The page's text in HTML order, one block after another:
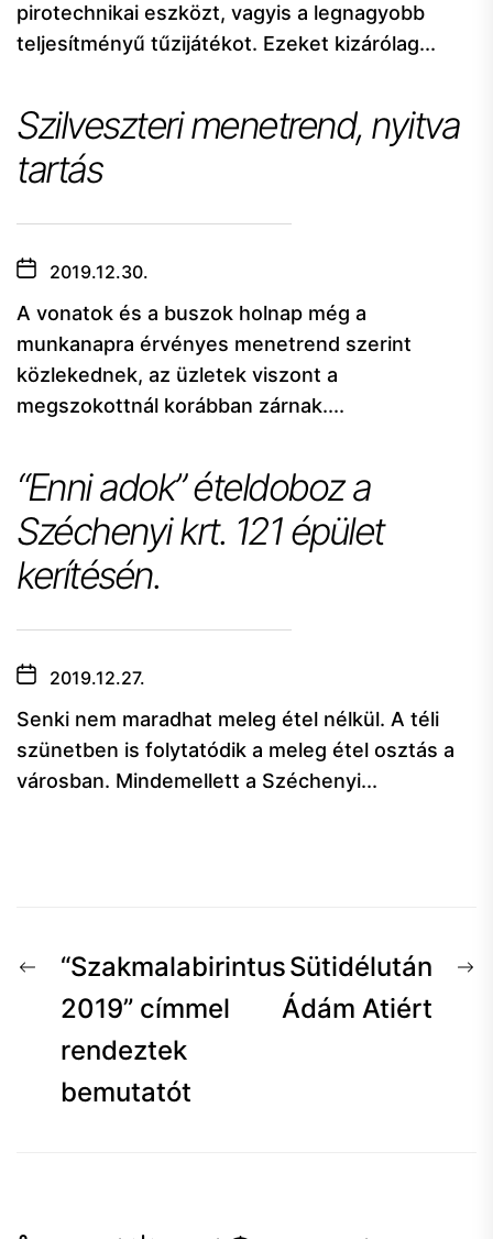
pirotechnikai eszközt, vagyis a legnagyobb
teljesítményű tűzijátékot. Ezeket kizárólag...
Szilveszteri menetrend, nyitva
tartás
2019.12.30.
A vonatok és a buszok holnap még a
munkanapra érvényes menetrend szerint
közlekednek, az üzletek viszont a
megszokottnál korábban zárnak....
“Enni adok” ételdoboz a
Széchenyi krt. 121 épület
kerítésén.
2019.12.27.
Senki nem maradhat meleg étel nélkül. A téli
szünetben is folytatódik a meleg étel osztás a
városban. Mindemellett a Széchenyi...
Bejegyzés
navigáció
Előző“Szakmalabirintus
2019” címmel
rendeztek
bemutatót
Sütidélután
Ádám Atiért